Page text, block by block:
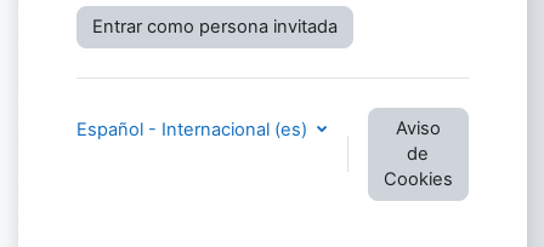
Entrar como persona invitada
Español - Internacional ‎(es)‎
Aviso
de
Cookies